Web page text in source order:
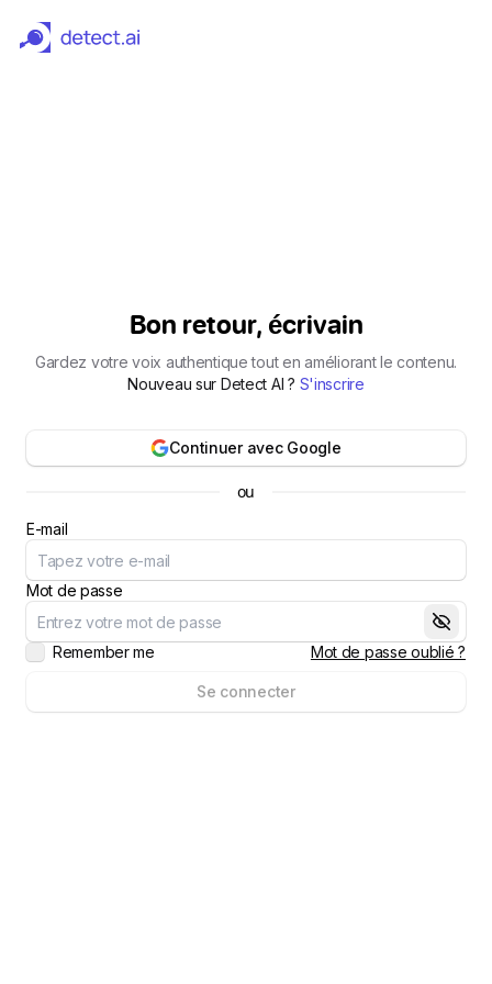
Bon retour, écrivain
Gardez votre voix authentique tout en améliorant le contenu.
Nouveau sur Detect AI ? S'inscrire
Continuer avec Google
ou
E-mail
Mot de passe
Remember me Mot de passe oublié ?
Se connecter